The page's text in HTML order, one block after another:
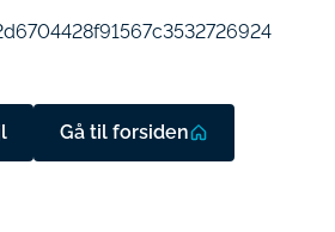
Gå til forsiden